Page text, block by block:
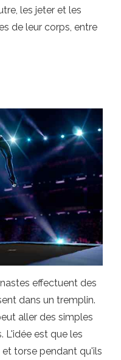
les jeter et les
de leur corps, entre
effectuent des
dans un tremplin.
aller des simples
L'idée est que les
torse pendant qu'ils